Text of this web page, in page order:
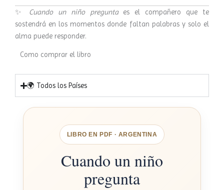
✨ Cuando un niño preguntaes el compañero que te
sostendrá en los momentos donde faltan palabras y solo el
alma puede responder.
Como comprar el libro
🌍 Todos los Países
LIBRO EN PDF · ARGENTINA
Cuando un niño
pregunta